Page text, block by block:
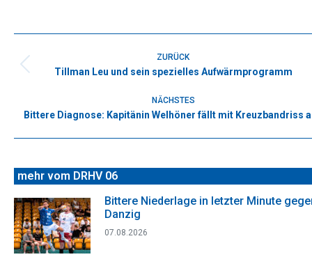
Facebook
X
WhatsAppPinterestLinkedIn
ZURÜCK
Vorheriger
Tillman Leu und sein spezielles Aufwärmprogramm
NÄCHSTES
Nächster
Bittere Diagnose: Kapitänin Welhöner fällt mit Kreuzbandriss
mehr vom DRHV 06
Bittere Niederlage in letzter Minute
Danzig
07.08.2026